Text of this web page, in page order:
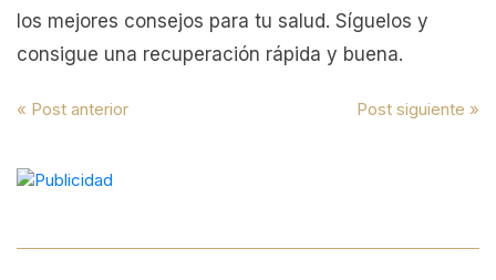
los mejores consejos para tu salud. Síguelos y
consigue una recuperación rápida y buena.
Navegación
de
entradas
« Post anterior Post siguiente »